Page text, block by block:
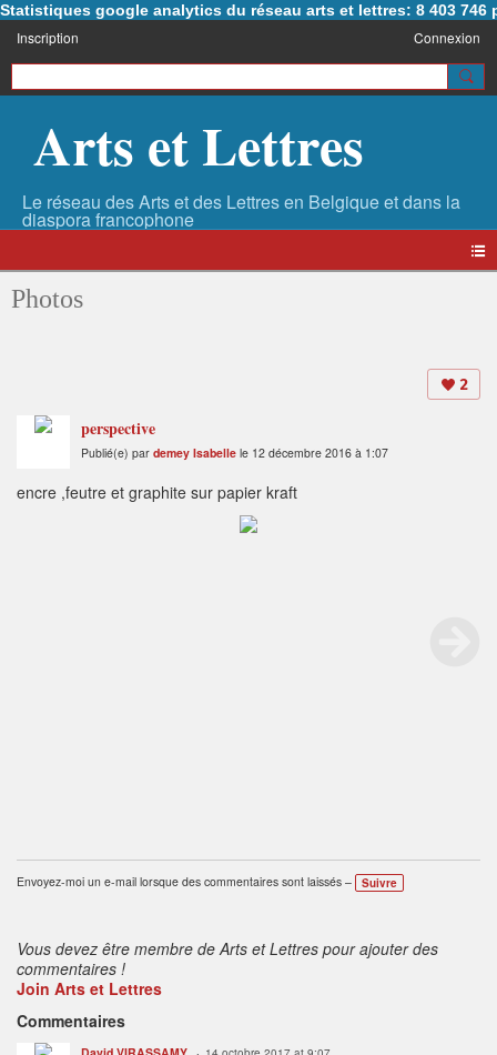
Statistiques google analytics du réseau arts et lettres: 8 403 746
Inscription Connexion
Arts et Lettres
Photos
2
perspective
Publié(e) par demey Isabelle le 12 décembre 2016 à 1:07
encre ,feutre et graphite sur papier kraft
Envoyez-moi un e-mail lorsque des commentaires sont laissés – Suivre
Vous devez être membre de Arts et Lettres pour ajouter des
commentaires !
Join Arts et Lettres
Commentaires